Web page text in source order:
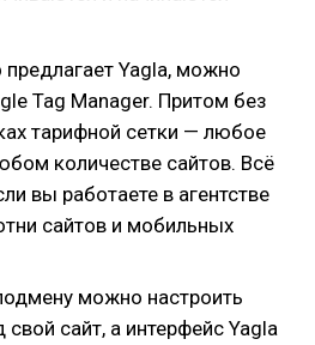
предлагает Yagla, можно
Tag Manager. Притом без
тарифной сетки — любое
количестве сайтов. Всё
вы работаете в агентстве
сайтов и мобильных
можно настроить
сайт, а интерфейс Yagla